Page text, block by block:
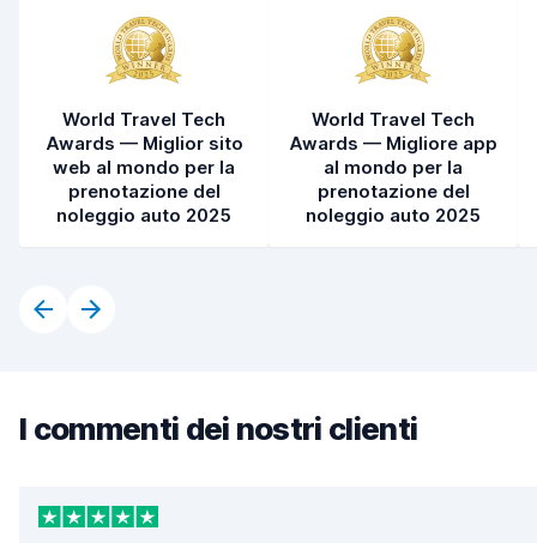
World Travel Tech
Awards — Miglior sito
web al mondo per la
prenotazione del
noleggio auto 2025
World Travel Tech
Awards — Migliore app
al mondo per la
prenotazione del
noleggio auto 2025
I commenti dei nostri clienti